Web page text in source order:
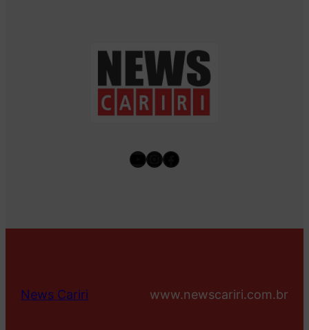
Youtube
Instagram
Facebook
News Cariri www.newscariri.com.br